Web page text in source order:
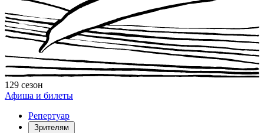
129 сезон
Афиша и билеты
Репертуар
Зрителям